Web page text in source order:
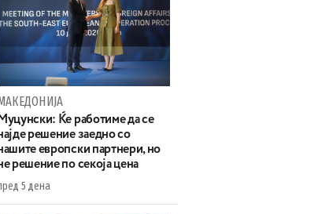
Муцунски: Ќе работиме да се
решение заедно со
европски партнери, но
решение по секоја цена
5 дена